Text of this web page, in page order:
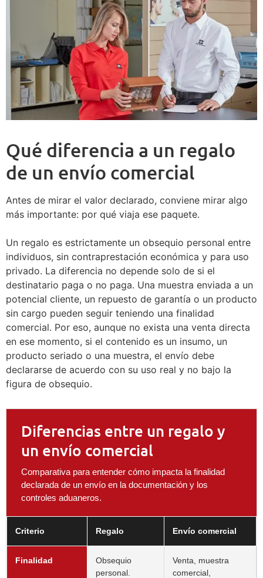
Qué diferencia a un regalo
de un envío comercial
Antes de mirar el valor declarado, conviene mirar algo
más importante: por qué viaja ese paquete.
Un regalo es estrictamente un obsequio personal entre
individuos, sin contraprestación económica y para uso
privado. La diferencia no depende solo de si el
destinatario paga o no paga. Una muestra enviada a un
potencial cliente, un repuesto de garantía o un producto
sin cargo pueden seguir teniendo una finalidad
comercial. Por eso, aunque no exista una venta directa
en ese momento, si el contenido es un insumo, un
producto seriado o una muestra, el envío debe
declararse de acuerdo con su uso real y no bajo la
figura de obsequio.
Diferencias entre un regalo y
un envío comercial
Comparativa para entender cómo impacta la finalidad
declarada de un envío en la documentación y los
controles aduaneros.
Criterio Regalo Envío comercial
Finalidad
Obsequio
personal.
Venta, muestra
comercial,